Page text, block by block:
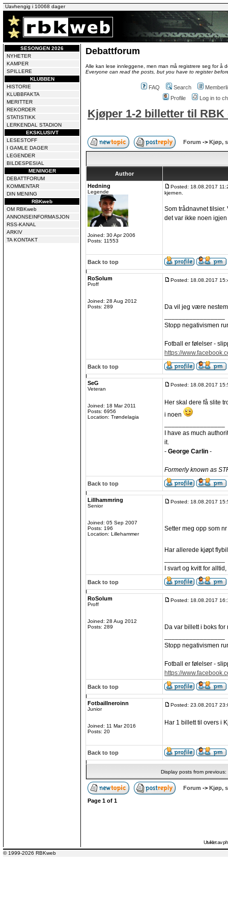
Uavhengig i 10068 dager
SESONGEN 2026
NYHETER
KAMPER
SPILLERE
KLUBBEN
HISTORIE
KLUBBFAKTA
MERITTER
REKORDER
STATISTIKK
LERKENDAL STADION
EKSKLUSIVT
LESESTOFF
I GAMLE DAGER
LEGENDER
BILDESPESIAL
MENINGER
DEBATTFORUM
KOMMENTAR
DIN MENING
RBKweb
OM RBKweb
ANNONSEINFORMASJON
RSS-KANAL
ARKIV
TA KONTAKT
Debattforum
Alle kan lese innleggene, men man må registrere seg for å
Everyone can read the posts, but you have to register
FAQ Search
Profile
Log in to
Kjøper 1-2 billetter til RBK
Forum -> Kjøp,
Author
Hedning
Legende
Joined: 30 Apr 2006
Posts: 11553
Posted: 18.08.2017
kjernen.
Som trådnavnet tilsier.
det var ikke noen
Back to top
RoSolum
Proff
Joined: 28 Aug 2012
Posts: 289
Posted: 18.08.2017
Da vil jeg være
Stopp negativismen
Fotball er følelser -
https://
Back to top
SeG
Veteran
Joined: 18 Mar 2011
Posts: 6956
Location: Trøndelagia
Posted: 18.08.2017
Her skal dere få slite
i noen
I have as much
it.
- George Carlin -
Formerly known as
Back to top
Lillhammring
Senior
Joined: 05 Sep 2007
Posts: 196
Location: Lillehammer
Posted: 18.08.2017
Setter meg opp som
Har allerede kjøpt
I svart og kvitt for
Back to top
RoSolum
Proff
Joined: 28 Aug 2012
Posts: 289
Posted: 18.08.2017
Da var billett i boks
Stopp negativismen
Fotball er følelser -
https://
Back to top
Fotbaillneroinn
Junior
Joined: 11 Mar 2016
Posts: 20
Posted: 23.08.2017
Har 1 billett til overs i
Back to top
Display posts from previous:
Forum -> Kjøp,
Page 1 of 1
Utviklet av
© 1999-2026 RBKweb